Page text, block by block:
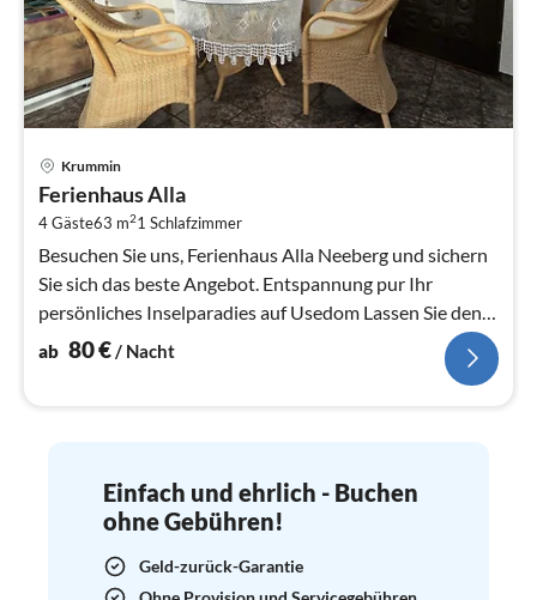
Krummin
Ferienhaus Alla
4 Gäste63 m21 Schlafzimmer
Besuchen Sie uns, Ferienhaus Alla Neeberg und sichern
Sie sich das beste Angebot. Entspannung pur Ihr
persönliches Inselparadies auf Usedom Lassen Sie den
Alltagsstres...
ab 80€/ Nacht
Einfach und ehrlich - Buchen
ohne Gebühren!
Geld-zurück-Garantie